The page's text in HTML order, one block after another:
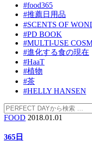
#food365
#推薦日用品
#SCENTS OF
#PD BOOK
#MULTI-USE
#進化する食の現在
#HaaT
#植物
#茶
#HELLY HANSEN
FOOD 2018.01.01
365日